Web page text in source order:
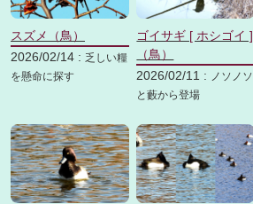
スズメ（鳥）
2026/02/14 : 乏しい糧
を懸命に探す
ゴイサギ [ ホシゴイ ]
（鳥）
2026/02/11 : ノソノソ
と藪から登場